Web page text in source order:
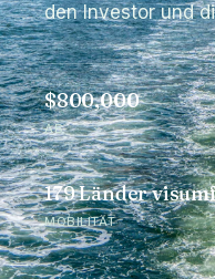
den Investor und
$800,000
AB
179 Länder
MOBILITÄT